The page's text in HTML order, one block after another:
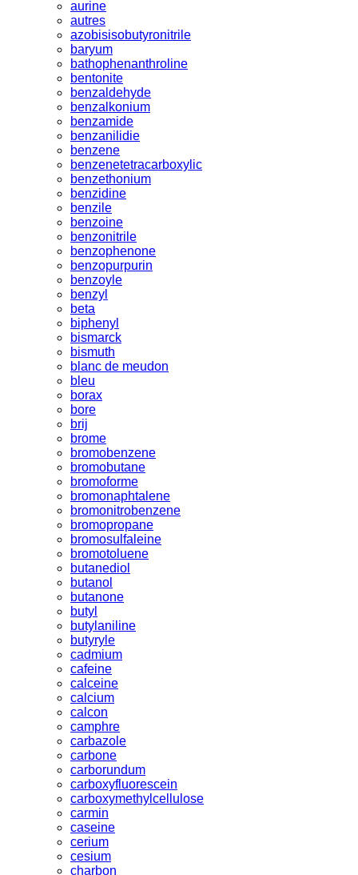
aurine
autres
azobisisobutyronitrile
baryum
bathophenanthroline
bentonite
benzaldehyde
benzalkonium
benzamide
benzanilidie
benzene
benzenetetracarboxylic
benzethonium
benzidine
benzile
benzoine
benzonitrile
benzophenone
benzopurpurin
benzoyle
benzyl
beta
biphenyl
bismarck
bismuth
blanc de meudon
bleu
borax
bore
brij
brome
bromobenzene
bromobutane
bromoforme
bromonaphtalene
bromonitrobenzene
bromopropane
bromosulfaleine
bromotoluene
butanediol
butanol
butanone
butyl
butylaniline
butyryle
cadmium
cafeine
calceine
calcium
calcon
camphre
carbazole
carbone
carborundum
carboxyfluorescein
carboxymethylcellulose
carmin
caseine
cerium
cesium
charbon